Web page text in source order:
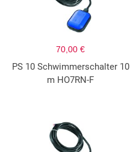
70,00 €
PS 10 Schwimmerschalter 10
m HO7RN-F